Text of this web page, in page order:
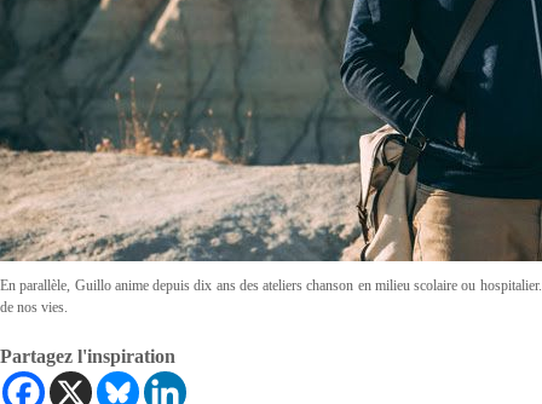
En parallèle, Guillo anime depuis dix ans des ateliers chanson en milieu scolaire ou
de nos vies.
Partagez l'inspiration